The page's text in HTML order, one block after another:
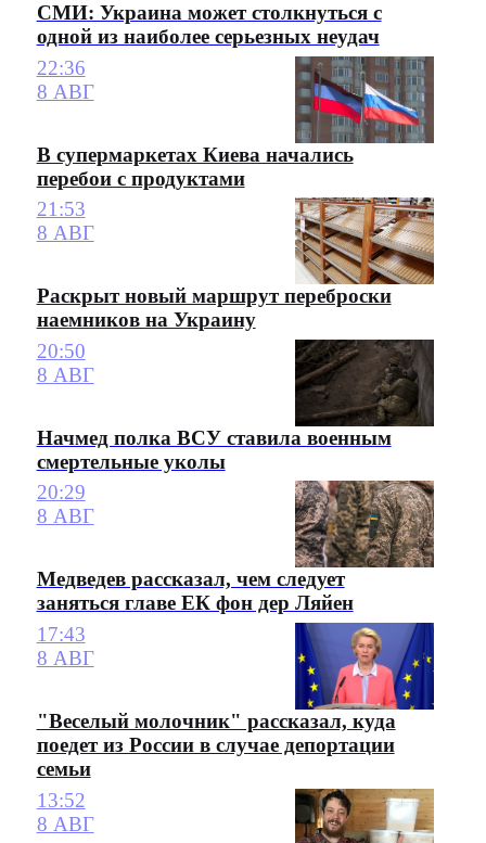
СМИ: Украина может столкнуться с
одной из наиболее серьезных неудач
22:36
8 АВГ
В супермаркетах Киева начались
перебои с продуктами
21:53
8 АВГ
Раскрыт новый маршрут переброски
наемников на Украину
20:50
8 АВГ
Начмед полка ВСУ ставила военным
смертельные уколы
20:29
8 АВГ
Медведев рассказал, чем следует
заняться главе ЕК фон дер Ляйен
17:43
8 АВГ
"Веселый молочник" рассказал, куда
поедет из России в случае депортации
семьи
13:52
8 АВГ